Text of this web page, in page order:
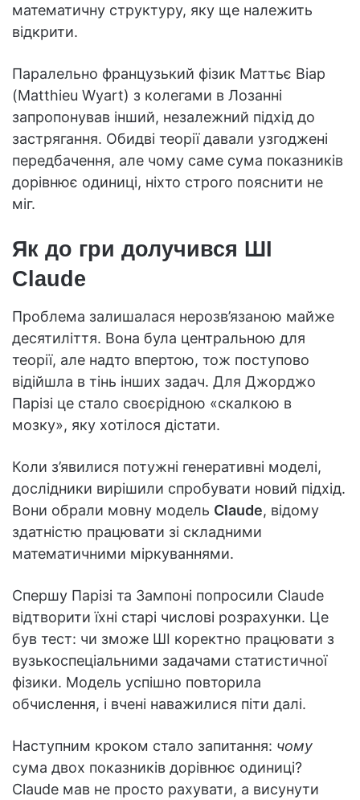
математичну структуру, яку ще належить
відкрити.
Паралельно французький фізик Маттьє Віар
(Matthieu Wyart) з колегами в Лозанні
запропонував інший, незалежний підхід до
застрягання. Обидві теорії давали узгоджені
передбачення, але чому саме сума показників
дорівнює одиниці, ніхто строго пояснити не
міг.
Як до гри долучився ШІ
Claude
Проблема залишалася нерозв’язаною майже
десятиліття. Вона була центральною для
теорії, але надто впертою, тож поступово
відійшла в тінь інших задач. Для Джорджо
Парізі це стало своєрідною «скалкою в
мозку», яку хотілося дістати.
Коли з’явилися потужні генеративні моделі,
дослідники вирішили спробувати новий підхід.
Вони обрали мовну модель Claude, відому
здатністю працювати зі складними
математичними міркуваннями.
Спершу Парізі та Зампоні попросили Claude
відтворити їхні старі числові розрахунки. Це
був тест: чи зможе ШІ коректно працювати з
вузькоспеціальними задачами статистичної
фізики. Модель успішно повторила
обчислення, і вчені наважилися піти далі.
Наступним кроком стало запитання: чому
сума двох показників дорівнює одиниці?
Claude мав не просто рахувати, а висунути